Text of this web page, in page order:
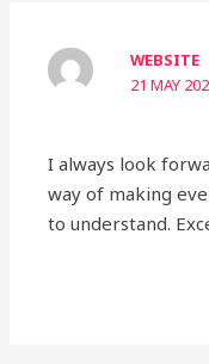
WEBSITE
21 MAY
I always look
way of making
to understand.